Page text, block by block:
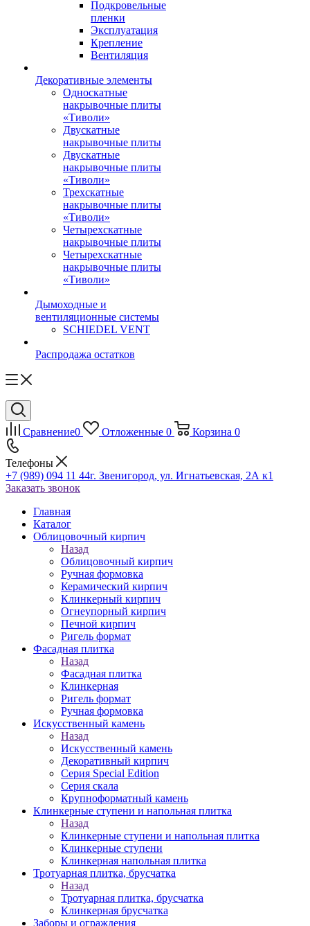
Подкровельные
пленки
Эксплуатация
Крепление
Вентиляция
Декоративные элементы
Односкатные
накрывочные плиты
«Тиволи»
Двускатные
накрывочные плиты
Двускатные
накрывочные плиты
«Тиволи»
Трехскатные
накрывочные плиты
«Тиволи»
Четырехскатные
накрывочные плиты
Четырехскатные
накрывочные плиты
«Тиволи»
Дымоходные и
вентиляционные системы
SCHIEDEL VENT
Распродажа остатков
Сравнение0 Отложенные 0 Корзина 0
Телефоны
+7 (989) 094 11 44г. Звенигород, ул. Игнатьевская, 2А к1
Заказать звонок
Главная
Каталог
Облицовочный кирпич
Назад
Облицовочный кирпич
Ручная формовка
Керамический кирпич
Клинкерный кирпич
Огнеупорный кирпич
Печной кирпич
Ригель формат
Фасадная плитка
Назад
Фасадная плитка
Клинкерная
Ригель формат
Ручная формовка
Искусственный камень
Назад
Искусственный камень
Декоративный кирпич
Серия Special Edition
Серия скала
Крупноформатный камень
Клинкерные ступени и напольная плитка
Назад
Клинкерные ступени и напольная плитка
Клинкерные ступени
Клинкерная напольная плитка
Тротуарная плитка, брусчатка
Назад
Тротуарная плитка, брусчатка
Клинкерная брусчатка
Заборы и ограждения